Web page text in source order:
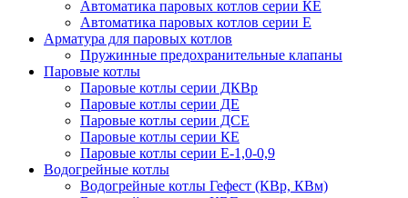
Автоматика паровых котлов серии КЕ
Автоматика паровых котлов серии Е
Арматура для паровых котлов
Пружинные предохранительные клапаны
Паровые котлы
Паровые котлы серии ДКВр
Паровые котлы серии ДЕ
Паровые котлы серии ДСЕ
Паровые котлы серии КЕ
Паровые котлы серии Е-1,0-0,9
Водогрейные котлы
Водогрейные котлы Гефест (КВр, КВм)